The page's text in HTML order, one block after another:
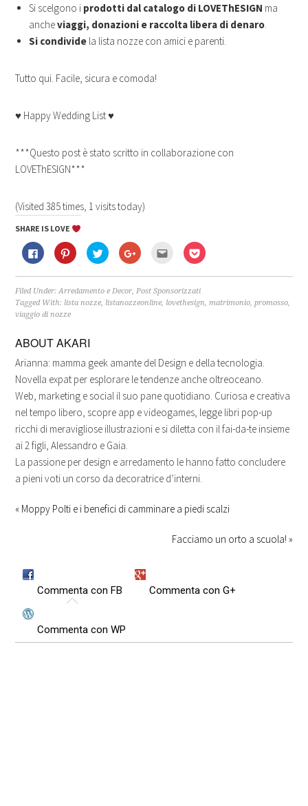
Si scelgono i prodotti dal catalogo di LOVEThESIGN ma
ancheviaggi, donazioni e raccolta libera di denaro.
Si condivide la lista nozze con amici e parenti.
Tutto qui. Facile, sicura e comoda!
♥ Happy Wedding List ♥
***Questo post è stato scritto in collaborazione con
LOVEThESIGN***
(Visited 385 times, 1 visits today)
SHARE IS LOVE
Fai
clic
condividere
Facebook
(Si
apre
in
finestra)
Fai
clic
per
su
Pinterest
(Si
nuova
finestra)
Fai
clic
per
su
Twitter
(Si
Fai
clic
per
su
Google+
(Si
per
l'articolo
via
mail
in
una
finestra)
Fai
clic
per
Pocket
(Si
Filed Under:Arredamento e Decor,Post Sponsorizzati
Tagged With: lista nozze, listanozzeonline, lovethesign,matrimonio,promosso,
viaggio di nozze
ABOUTAKARI
Arianna: mamma geek amante del Design e della tecnologia.
Novella expat per esplorare le tendenze anche oltreoceano.
Web, marketing e social il suo pane quotidiano. Curiosa e creativa
nel tempo libero, scopre app e videogames, legge libri pop-up
ricchi di meravigliose illustrazioni e si diletta con il fai-da-te insieme
ai 2 figli, Alessandro e Gaia.
La passione per design e arredamento le hanno fatto concludere
a pieni voti un corso da decoratrice d’interni.
« Moppy Polti e i benefici di camminare a piedi scalzi
Facciamo un orto a scuola! »
Commenta con FB Commenta con G+
Commenta con WP